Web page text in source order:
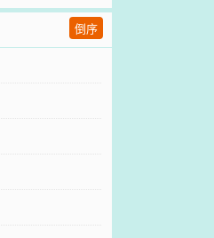
倒序